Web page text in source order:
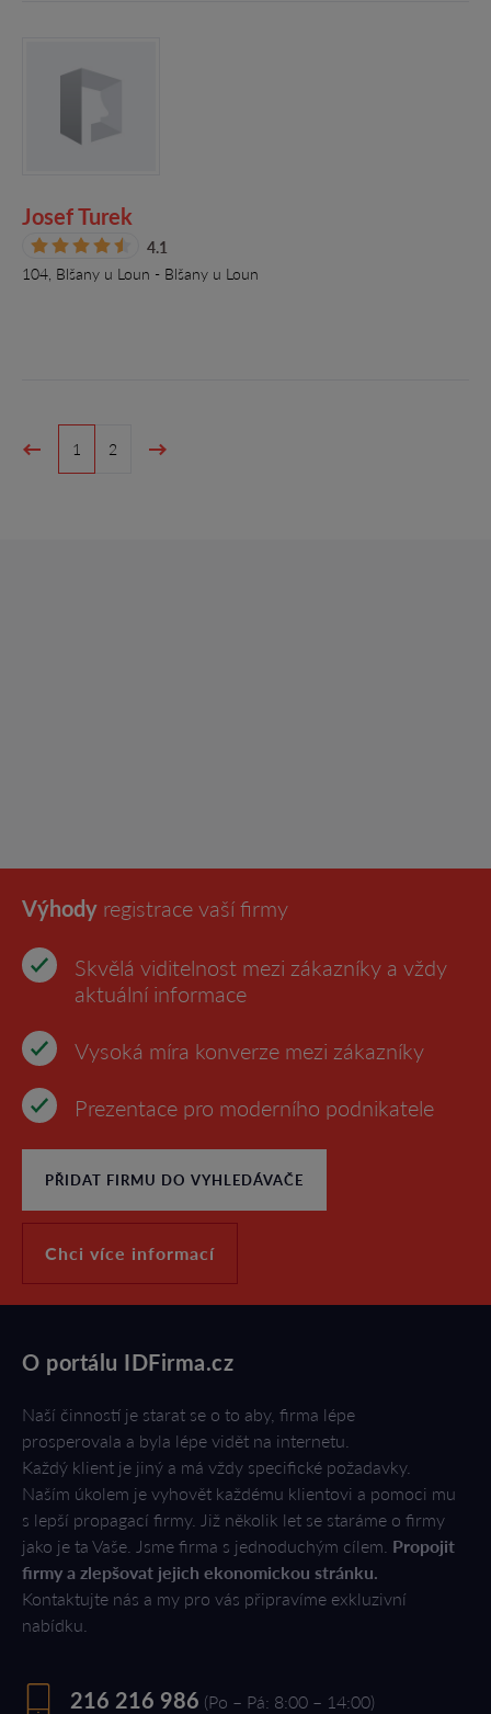
Josef Turek
4.1
104, Blšany u Loun - Blšany u Loun
1 2
Výhody registrace vaší firmy
Skvělá viditelnost mezi zákazníky a vždy
aktuální informace
Vysoká míra konverze mezi zákazníky
Prezentace pro moderního podnikatele
PŘIDAT FIRMU DO VYHLEDÁVAČE
Chci více informací
O portálu IDFirma.cz
Naší činností je starat se o to aby, firma lépe
prosperovala a byla lépe vidět na internetu.
Každý klient je jiný a má vždy specifické požadavky.
Naším úkolem je vyhovět každému klientovi a pomoci mu
s lepší propagací firmy. Již několik let se staráme o firmy
jako je ta Vaše. Jsme firma s jednoduchým cílem. Propojit
firmy a zlepšovat jejich ekonomickou stránku.
Kontaktujte nás a my pro vás připravíme exkluzivní
nabídku.
216 216 986 (Po – Pá: 8:00 – 14:00)